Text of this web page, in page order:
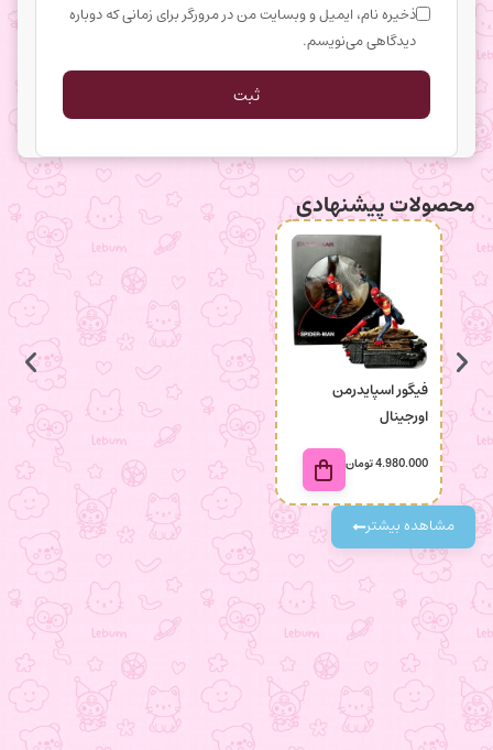
ذخیره نام، ایمیل و وبسایت من در مرورگر برای زمانی که دوباره
دیدگاهی می‌نویسم.
محصولات پیشنهادی
فیگور اسپایدرمن
اورجینال
4.980.000تومان
مشاهده بیشتر